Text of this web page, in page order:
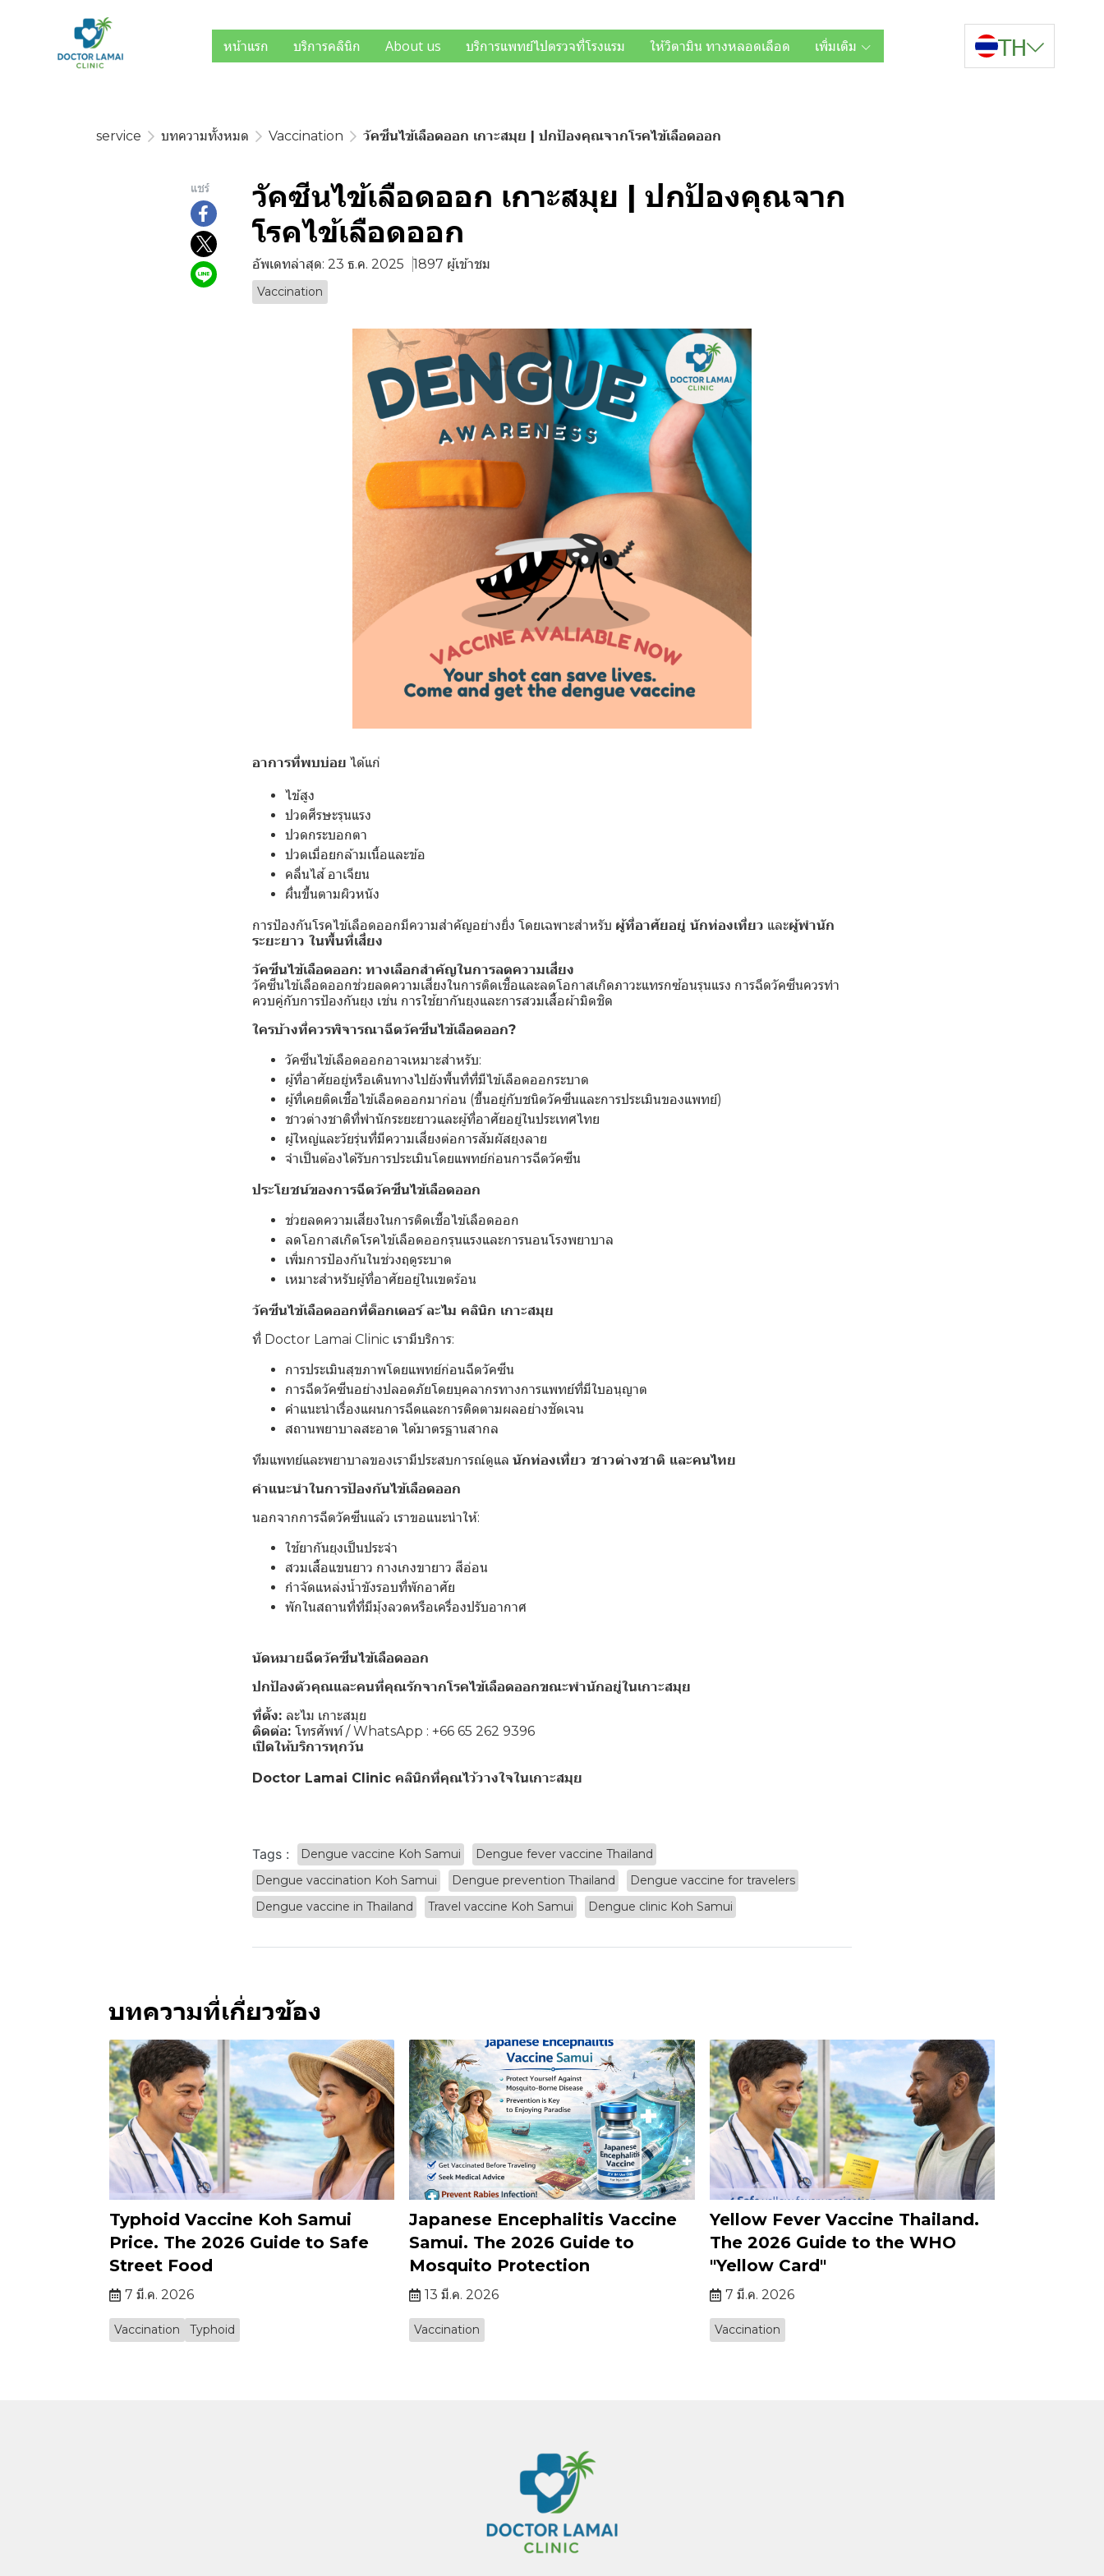
หน้าแรก บริการคลินิก About us บริการแพทย์ไปตรวจที่โรงแรม ให้วิตามิน ทางหลอดเลือด เพิ่มเติม TH
service บทความทั้งหมด Vaccination วัคซีนไข้เลือดออก เกาะสมุย | ปกป้องคุณจากโรคไข้เลือดออก
แชร์
วัคซีนไข้เลือดออก เกาะสมุย | ปกป้องคุณจาก
โรคไข้เลือดออก
อัพเดทล่าสุด: 23 ธ.ค. 2025 1897 ผู้เข้าชม
Vaccination
อาการที่พบบ่อย ได้แก่
ไข้สูง
ปวดศีรษะรุนแรง
ปวดกระบอกตา
ปวดเมื่อยกล้ามเนื้อและข้อ
คลื่นไส้ อาเจียน
ผื่นขึ้นตามผิวหนัง
การป้องกันโรคไข้เลือดออกมีความสำคัญอย่างยิ่ง โดยเฉพาะสำหรับ ผู้ที่อาศัยอยู่ นักท่องเที่ยว และผู้พำนัก
ระยะยาว ในพื้นที่เสี่ยง
วัคซีนไข้เลือดออก: ทางเลือกสำคัญในการลดความเสี่ยง
วัคซีนไข้เลือดออกช่วยลดความเสี่ยงในการติดเชื้อและลดโอกาสเกิดภาวะแทรกซ้อนรุนแรง การฉีดวัคซีนควรทำ
ควบคู่กับการป้องกันยุง เช่น การใช้ยากันยุงและการสวมเสื้อผ้ามิดชิด
ใครบ้างที่ควรพิจารณาฉีดวัคซีนไข้เลือดออก?
วัคซีนไข้เลือดออกอาจเหมาะสำหรับ:
ผู้ที่อาศัยอยู่หรือเดินทางไปยังพื้นที่ที่มีไข้เลือดออกระบาด
ผู้ที่เคยติดเชื้อไข้เลือดออกมาก่อน (ขึ้นอยู่กับชนิดวัคซีนและการประเมินของแพทย์)
ชาวต่างชาติที่พำนักระยะยาวและผู้ที่อาศัยอยู่ในประเทศไทย
ผู้ใหญ่และวัยรุ่นที่มีความเสี่ยงต่อการสัมผัสยุงลาย
จำเป็นต้องได้รับการประเมินโดยแพทย์ก่อนการฉีดวัคซีน
ประโยชน์ของการฉีดวัคซีนไข้เลือดออก
ช่วยลดความเสี่ยงในการติดเชื้อไข้เลือดออก
ลดโอกาสเกิดโรคไข้เลือดออกรุนแรงและการนอนโรงพยาบาล
เพิ่มการป้องกันในช่วงฤดูระบาด
เหมาะสำหรับผู้ที่อาศัยอยู่ในเขตร้อน
วัคซีนไข้เลือดออกที่ด็อกเตอร์ ละไม คลินิก เกาะสมุย
ที่ Doctor Lamai Clinic เรามีบริการ:
การประเมินสุขภาพโดยแพทย์ก่อนฉีดวัคซีน
การฉีดวัคซีนอย่างปลอดภัยโดยบุคลากรทางการแพทย์ที่มีใบอนุญาต
คำแนะนำเรื่องแผนการฉีดและการติดตามผลอย่างชัดเจน
สถานพยาบาลสะอาด ได้มาตรฐานสากล
ทีมแพทย์และพยาบาลของเรามีประสบการณ์ดูแล นักท่องเที่ยว ชาวต่างชาติ และคนไทย
คำแนะนำในการป้องกันไข้เลือดออก
นอกจากการฉีดวัคซีนแล้ว เราขอแนะนำให้:
ใช้ยากันยุงเป็นประจำ
สวมเสื้อแขนยาว กางเกงขายาว สีอ่อน
กำจัดแหล่งน้ำขังรอบที่พักอาศัย
พักในสถานที่ที่มีมุ้งลวดหรือเครื่องปรับอากาศ
นัดหมายฉีดวัคซีนไข้เลือดออก
ปกป้องตัวคุณและคนที่คุณรักจากโรคไข้เลือดออกขณะพำนักอยู่ในเกาะสมุย
ที่ตั้ง: ละไม เกาะสมุย
ติดต่อ: โทรศัพท์ / WhatsApp : +66 65 262 9396
เปิดให้บริการทุกวัน
Doctor Lamai Clinic คลินิกที่คุณไว้วางใจในเกาะสมุย
Tags : Dengue vaccine Koh Samui
Dengue fever vaccine Thailand
Dengue vaccination Koh Samui
Dengue prevention Thailand
Dengue vaccine for travelers
Dengue vaccine in Thailand
Travel vaccine Koh Samui Dengue clinic Koh Samui
บทความที่เกี่ยวข้อง
Typhoid Vaccine Koh Samui
Price. The 2026 Guide to Safe
Street Food
7 มี.ค. 2026
Vaccination Typhoid
Japanese Encephalitis Vaccine
Samui. The 2026 Guide to
Mosquito Protection
13 มี.ค. 2026
Vaccination
Yellow Fever Vaccine Thailand.
The 2026 Guide to the WHO
"Yellow Card"
7 มี.ค. 2026
Vaccination